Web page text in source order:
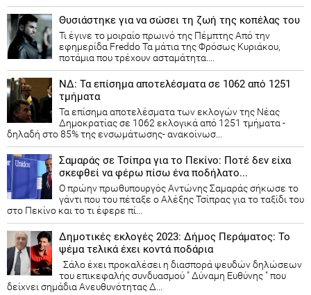
Θυσιάστηκε για να σώσει τη ζωή της κοπέλας του
Τι έγινε το μοιραίο πρωινό της Πέμπτης Από την
εφημερίδα Freddo Τα μάτια της Φρόσως Κυριάκου,
ποτάμια που τρέχουν ασταμάτητα....
ΝΔ: Τα επίσημα αποτελέσματα σε 1062 από 1251
τμήματα
Τα επίσημα αποτελέσματα των εκλογών της Νέας
Δημοκρατίας​ σε 1062 εκλογικά από 1251 τμήματα -
δηλαδή στο 85% της ενσωμάτωσης- ανακοίνωσ...
Σαμαράς σε Τσίπρα για το Πεκίνο: Ποτέ δεν είχα
σκεφθεί να φέρω πίσω ένα ποδήλατο...
Ο πρώην πρωθυπουργός Αντώνης Σαμαράς σήκωσε το
γάντι που του πέταξε ο Αλέξης Τσίπρας για το ταξίδι του
στο Πεκίνο και το τι έφερε πί...
Δημοτικές εκλογές 2023: Δήμος Περάματος: Το
ψέμα τελικά έχει κοντά ποδάρια
Σάλο έχει προκαλέσει η διασπορά ψευδών δηλώσεων
του επικεφαλής συνδυασμού " Δύναμη Ευθύνης " που
δείχνει σημάδια Ανευθυνότητας Δ...